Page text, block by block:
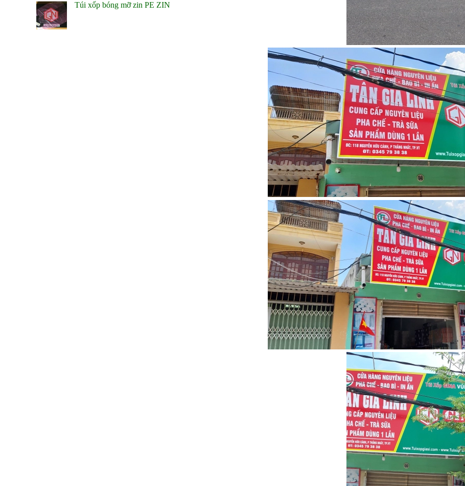
Túi xốp bóng mỡ zin PE ZIN